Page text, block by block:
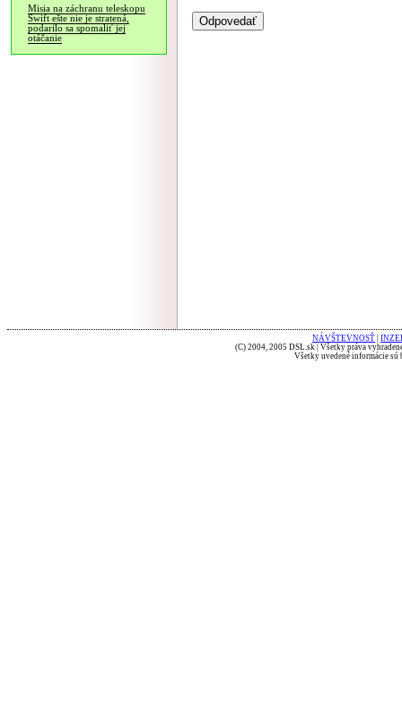
Misia na záchranu teleskopu
Swift ešte nie je stratená,
podarilo sa spomaliť jej
otáčanie
NÁVŠTEVNOSŤ
(C) 2004, 2005 DSL.sk | Všetky práva
Všetky uvedené informácie sú